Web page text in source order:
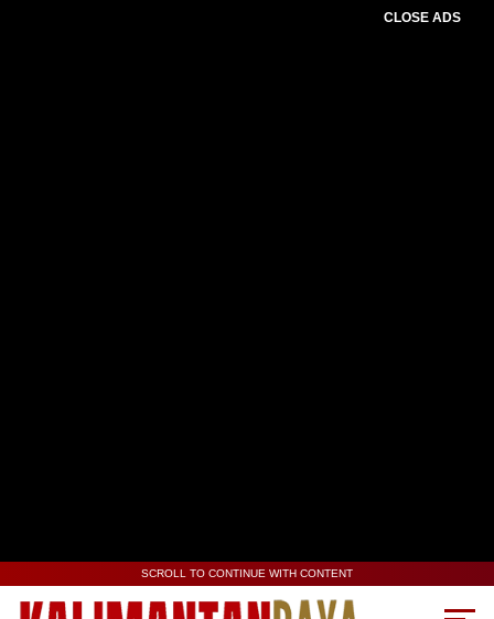
CLOSE ADS
SCROLL TO CONTINUE WITH CONTENT